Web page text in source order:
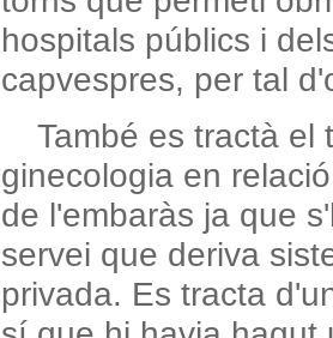
hospitals públics i
capvespres, per tal
També es tractà el
ginecologia en
de l'embaràs ja que
servei que deriva
privada. Es tracta